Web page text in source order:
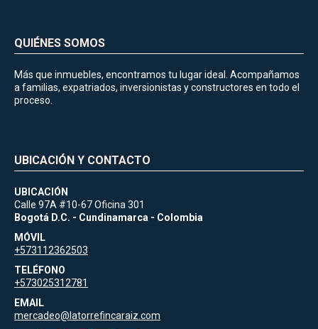
QUIÉNES SOMOS
Más que inmuebles, encontramos tu lugar ideal. Acompañamos
a familias, expatriados, inversionistas y constructores en todo el
proceso.
UBICACIÓN Y CONTACTO
UBICACIÓN
Calle 97A #10-67 Oficina 301
Bogotá D.C. - Cundinamarca - Colombia
MÓVIL
+573112362503
TELÉFONO
+573025312781
EMAIL
mercadeo@latorrefincaraiz.com